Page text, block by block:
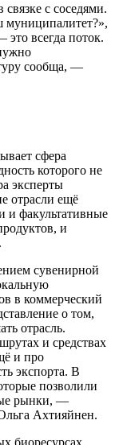
с соседями.
муниципалитет?»,
всегда поток.
сообща, —
сфера
которого не
эксперты
отрасли ещё
и факультативные
и
сувенирной
в коммерческий
о том,
отрасль.
и средствах
и про
экспорта. В
позволили
рынки, —
Ахтияйнен.
биоресурсах,